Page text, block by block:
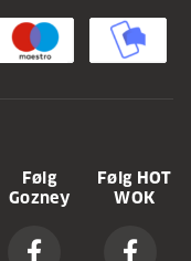
Følg
Gozney
Følg HOT
WOK